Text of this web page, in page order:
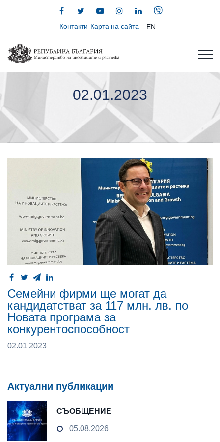
Контакти Карта на сайта EN
02.01.2023
Семейни фирми ще могат да
кандидатстват за 117 млн. лв. по
Новата програма за
конкурентоспособност
02.01.2023
Актуални публикации
СЪОБЩЕНИЕ
05.08.2026